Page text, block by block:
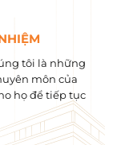
tôi là những
môn của
họ để tiếp tục